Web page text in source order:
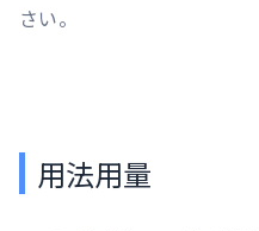
さい。
用法用量